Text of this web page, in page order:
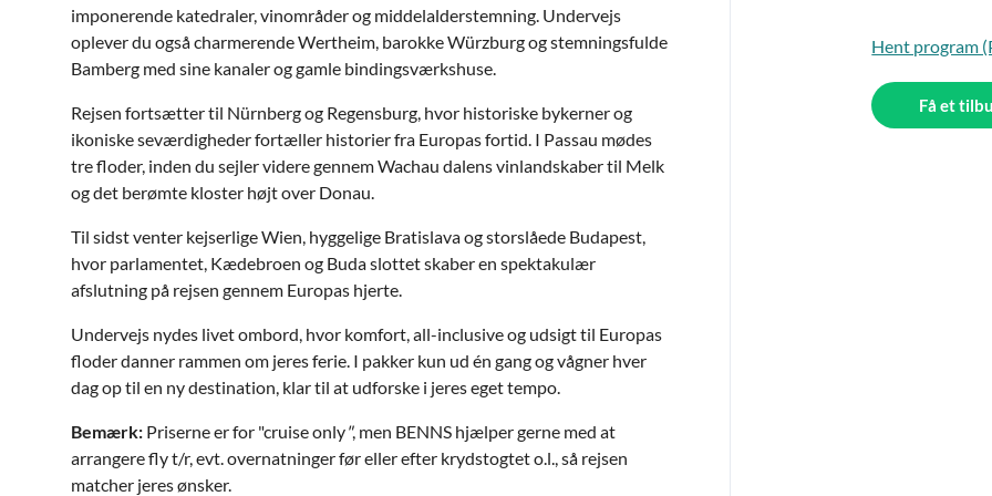
imponerende katedraler, vinområder og middelalderstemning. Undervejs
oplever du også charmerende Wertheim, barokke Würzburg og stemningsfulde
Bamberg med sine kanaler og gamle bindingsværkshuse.
Rejsen fortsætter til Nürnberg og Regensburg, hvor historiske bykerner og
ikoniske seværdigheder fortæller historier fra Europas fortid. I Passau mødes
tre floder, inden du sejler videre gennem Wachau dalens vinlandskaber til Melk
og det berømte kloster højt over Donau.
Til sidst venter kejserlige Wien, hyggelige Bratislava og storslåede Budapest,
hvor parlamentet, Kædebroen og Buda slottet skaber en spektakulær
afslutning på rejsen gennem Europas hjerte.
Undervejs nydes livet ombord, hvor komfort, all-inclusive og udsigt til Europas
floder danner rammen om jeres ferie. I pakker kun ud én gang og vågner hver
dag op til en ny destination, klar til at udforske i jeres eget tempo.
Bemærk: Priserne er for "cruise only", men BENNS hjælper gerne med at
arrangere fly t/r, evt. overnatninger før eller efter krydstogtet o.l., så rejsen
matcher jeres ønsker.
Hent program
Få et